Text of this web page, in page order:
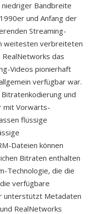
Bandbreite
und Anfang der
Streaming-
weitesten verbreiteten
das
Videos pionierhaft
verfügbar war.
und
mit Vorwärts-
flüssige
Dateien können
Bitraten enthalten
Technologie, die die
verfügbare
unterstützt Metadaten
RealNetworks